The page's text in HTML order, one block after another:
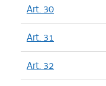
Art. 30
Art. 31
Art. 32